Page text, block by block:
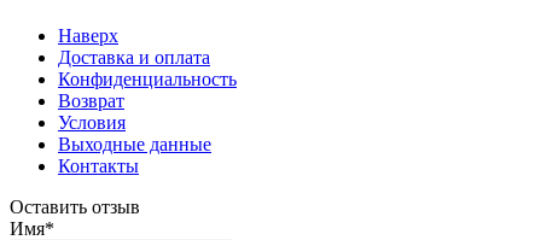
Наверх
Доставка и оплата
Конфиденциальность
Возврат
Условия
Выходные данные
Контакты
Оставить отзыв
Имя*